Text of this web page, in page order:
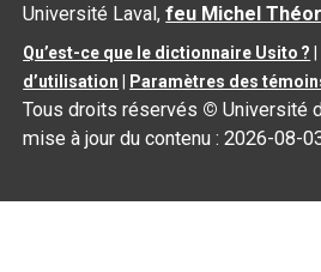
Université Laval,feu Michel
Qu’est-ce que le dictionnaire Usito ?
d’utilisation
Paramètres des
Tous droits réservés © Université
mise à jour du contenu :2026-08-